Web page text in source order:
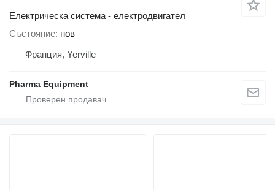
Електрическа система - електродвигател
Състояние нов
Франция, Yerville
Pharma Equipment